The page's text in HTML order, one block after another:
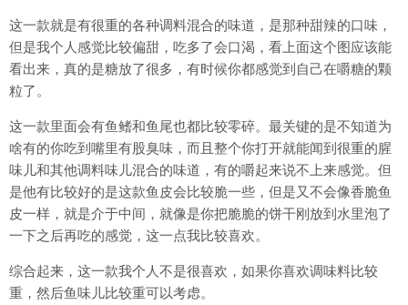
这一款就是有很重的各种调料混合的味道，是那种甜辣的口味，
但是我个人感觉比较偏甜，吃多了会口渴，看上面这个图应该能
看出来，真的是糖放了很多，有时候你都感觉到自己在嚼糖的颗
粒了。
这一款里面会有鱼鳍和鱼尾也都比较零碎。最关键的是不知道为
啥有的你吃到嘴里有股臭味，而且整个你打开就能闻到很重的腥
味儿和其他调料味儿混合的味道，有的嚼起来说不上来感觉。但
是他有比较好的是这款鱼皮会比较脆一些，但是又不会像香脆鱼
皮一样，就是介于中间，就像是你把脆脆的饼干刚放到水里泡了
一下之后再吃的感觉，这一点我比较喜欢。
综合起来，这一款我个人不是很喜欢，如果你喜欢调味料比较
重，然后鱼味儿比较重可以考虑。